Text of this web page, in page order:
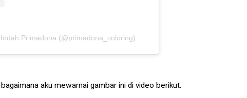
Primadona (@primadona_coloring)
aku mewarnai gambar ini di video berikut.